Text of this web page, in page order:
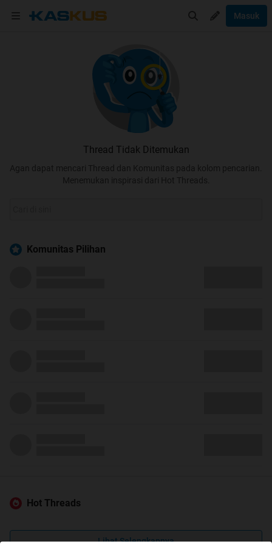
Masuk
Thread Tidak Ditemukan
Agan dapat mencari Thread dan Komunitas pada kolom pencarian.
Menemukan inspirasi dari Hot Threads.
Komunitas Pilihan
Hot Threads
Lihat Selengkapnya